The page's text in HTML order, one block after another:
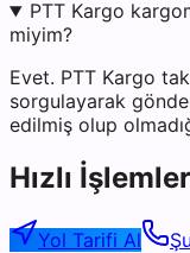
PTT Kargo
miyim?
Evet. PTT Kargo
sorgulayarak
edilmiş olup
Hızlı İşlemler
Yol Tarifi Al